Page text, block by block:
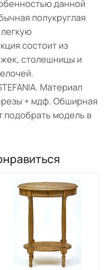
данной
полукруглая
состоит из
столешницы и
Материал
+ мдф. Обширная
подобрать модель в